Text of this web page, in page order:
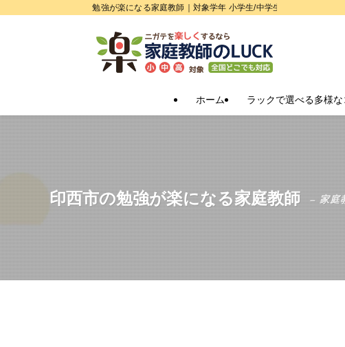
勉強が楽になる家庭教師｜対象学年 小学生/中学生/高校生
ホーム ラックで選べる多様な
印西市の勉強が楽になる家庭教師 – 家庭